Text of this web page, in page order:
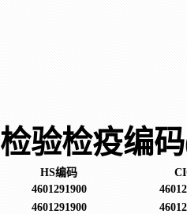
检验检疫编
HS编码
4601291900
4601291900